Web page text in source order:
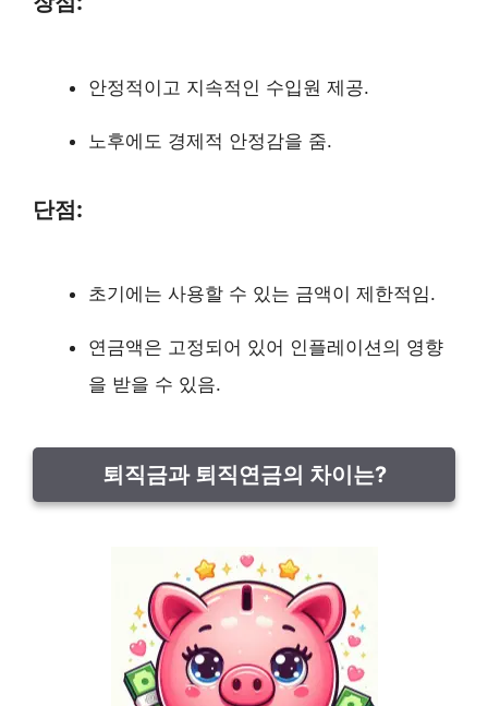
안정적이고 지속적인 수입원 제공.
노후에도 경제적 안정감을 줌.
단점:
초기에는 사용할 수 있는 금액이 제한적임.
연금액은 고정되어 있어 인플레이션의 영향
을 받을 수 있음.
퇴직금과 퇴직연금의 차이는?